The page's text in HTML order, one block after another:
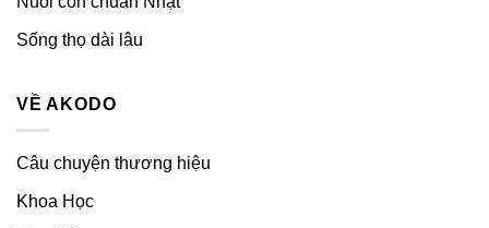
Sống thọ dài lâu
VỀ AKODO
Câu chuyện thương hiệu
Khoa Học